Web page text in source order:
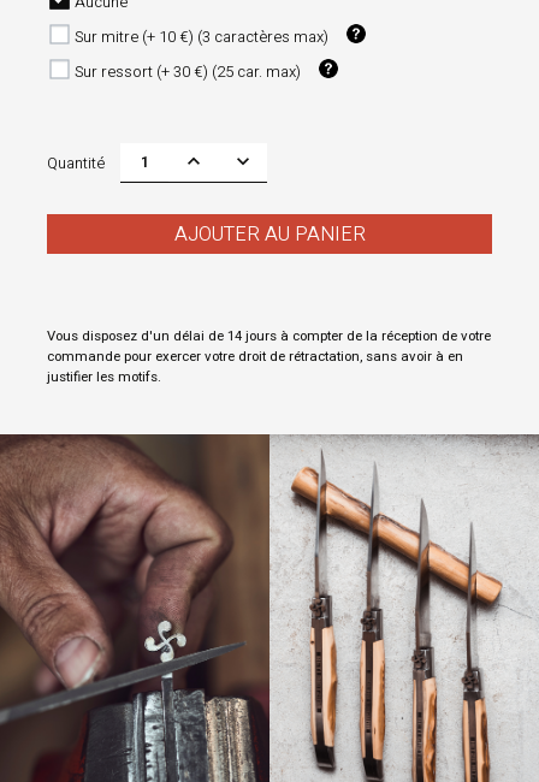
Sur mitre (+ 10 €) (3 caractères max)
Sur ressort (+ 30 €) (25 car. max)
Quantité
AJOUTER AU PANIER
Vous disposez d'un délai de 14 jours à compter de la réception de votre
commande pour exercer votre droit de rétractation, sans avoir à en
justifier les motifs.